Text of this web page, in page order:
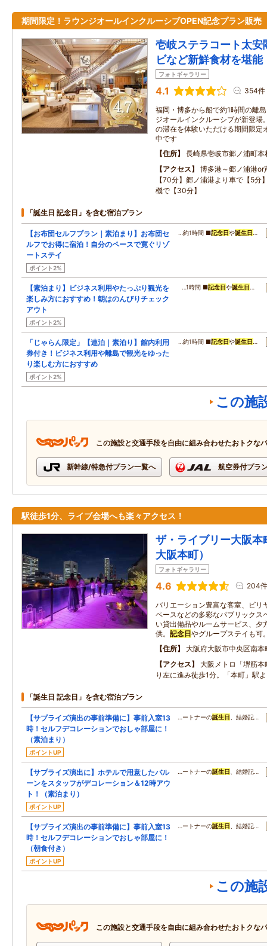
期間限定！ラウンジオールインクルーシブOPEN記念プラン販売
壱岐ステラコート太
ビなど新鮮食材を堪能
フォトギャラリー
4.1 354件
福岡・博多から船で約1時間の離
ジオールインクルーシブが新登場
の滞在を体験いただける期間限定
中です
住所
長崎県壱岐市郷ノ浦町
アクセス
博多港～郷ノ浦港or
【70分】郷ノ浦港より車で【5分
機で【30分】
「誕生日 記念日」を含む宿泊プラン
【お布団セルフプラン｜素泊まり】お布団セ
ルフでお得に宿泊！自分のペースで寛ぐリゾ
ートステイ
ポイント2%
…約1時間 ■記念日や誕生日 …
【素泊まり】ビジネス利用やたっぷり観光を
楽しみ方におすすめ！朝はのんびりチェック
アウト
ポイント2%
…1時間 ■記念日や誕生日 …
「じゃらん限定」【連泊｜素泊り】館内利用
券付き！ビジネス利用や離島で観光をゆった
り楽しむ方におすすめ
ポイント2%
…約1時間 ■記念日や誕生日 …
この施
この施設と交通手段を自由に組み合わせたおトクな
新幹線/特急付プラン一覧へ 航空券付プラ
駅徒歩1分、ライブ会場へも楽々アクセス！
ザ・ライブリー大阪本
大阪本町）
フォトギャラリー
4.6 204件
バリエーション豊富な客室、ビリ
ペースなどの多彩なパブリックス
い貸出備品やルームサービス、夕
供。 記念日やグループステイも可
住所
大阪府大阪市中央区南
アクセス
大阪メトロ「堺筋
り左に進み徒歩1分。「本町」駅
「誕生日 記念日」を含む宿泊プラン
【サプライズ演出の事前準備に】事前入室13
時！セルフデコレーションでおしゃ部屋に！
（素泊まり）
ポイントUP
…ートナーの誕生日 、結婚記…
【サプライズ演出に】ホテルで用意したバル
ーンをスタッフがデコレーション＆12時アウ
ト！（素泊まり）
ポイントUP
…ートナーの誕生日 、結婚記…
【サプライズ演出の事前準備に】事前入室13
時！セルフデコレーションでおしゃ部屋に！
（朝食付き）
ポイントUP
…ートナーの誕生日 、結婚記…
この施
この施設と交通手段を自由に組み合わせたおトクな